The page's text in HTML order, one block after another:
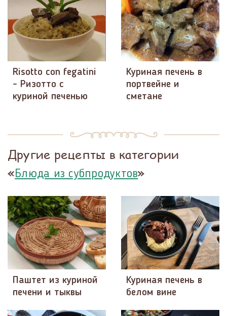
Risotto con fegatini
- Ризотто с
куриной печенью
Куриная печень в
портвейне и
сметане
Другие рецепты в категории
«Блюда из субпродуктов»
Паштет из куриной
печени и тыквы
Куриная печень в
белом вине